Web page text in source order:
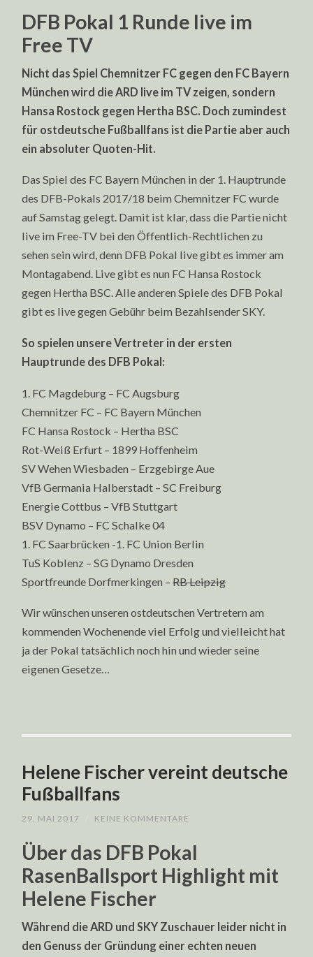
DFB Pokal 1 Runde live im
Free TV
Nicht das Spiel Chemnitzer FC gegen den FC Bayern
München wird die ARD live im TV zeigen, sondern
Hansa Rostock gegen Hertha BSC. Doch zumindest
für ostdeutsche Fußballfans ist die Partie aber auch
ein absoluter Quoten-Hit.
Das Spiel des FC Bayern München in der 1. Hauptrunde
des DFB-Pokals 2017/18 beim Chemnitzer FC wurde
auf Samstag gelegt. Damit ist klar, dass die Partie nicht
live im Free-TV bei den Öffentlich-Rechtlichen zu
sehen sein wird, denn DFB Pokal live gibt es immer am
Montagabend. Live gibt es nun FC Hansa Rostock
gegen Hertha BSC. Alle anderen Spiele des DFB Pokal
gibt es live gegen Gebühr beim Bezahlsender SKY.
So spielen unsere Vertreter in der ersten
Hauptrunde des DFB Pokal:
1. FC Magdeburg – FC Augsburg
Chemnitzer FC – FC Bayern München
FC Hansa Rostock – Hertha BSC
Rot-Weiß Erfurt – 1899 Hoffenheim
SV Wehen Wiesbaden – Erzgebirge Aue
VfB Germania Halberstadt – SC Freiburg
Energie Cottbus – VfB Stuttgart
BSV Dynamo – FC Schalke 04
1. FC Saarbrücken -1. FC Union Berlin
TuS Koblenz – SG Dynamo Dresden
Sportfreunde Dorfmerkingen –RB Leipzig
Wir wünschen unseren ostdeutschen Vertretern am
kommenden Wochenende viel Erfolg und vielleicht hat
ja der Pokal tatsächlich noch hin und wieder seine
eigenen Gesetze…
Helene Fischer vereint deutsche
Fußballfans
29. MAI 2017 KEINE KOMMENTARE
Über das DFB Pokal
RasenBallsport Highlight mit
Helene Fischer
Während die ARD und SKY Zuschauer leider nicht in
den Genuss der Gründung einer echten neuen